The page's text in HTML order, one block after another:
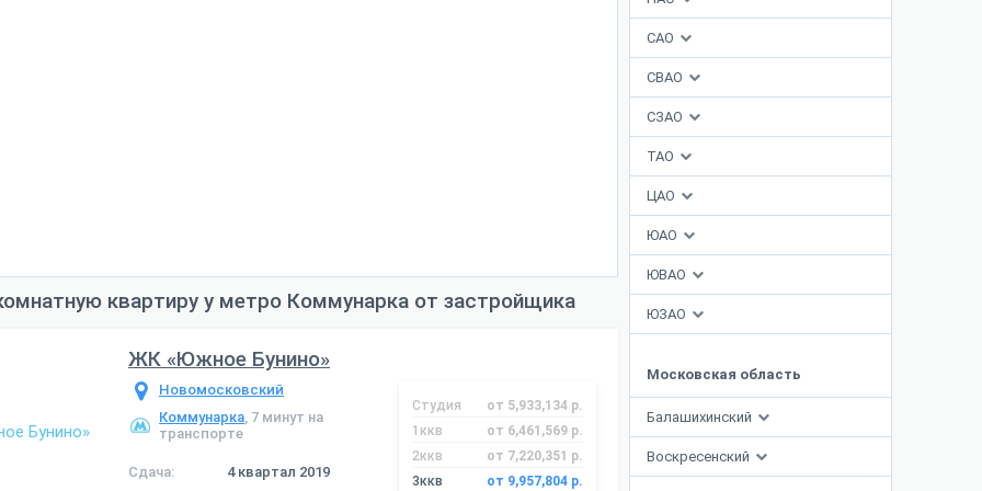
САО
СВАО
СЗАО
ТАО
ЦАО
ЮАО
ЮВАО
ЮЗАО
Московская область
Балашихинский
Воскресенский
квартиру у метро Коммунарка от застройщика
ЖК «Южное Бунино»
Новомосковский
Коммунарка, 7 минут на
транспорте
Сдача: 4 квартал 2019
Студия
от 5,933,134 р.
1ккв
от 6,461,569 р.
2ккв
от 7,220,351 р.
3ккв
от 9,957,804 р.